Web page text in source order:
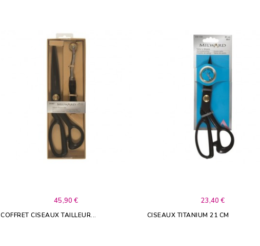
45,90 €
COFFRET CISEAUX TAILLEUR...
23,40 €
CISEAUX TITANIUM 21 CM